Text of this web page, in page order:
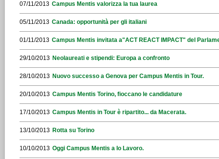
07/11/2013 Campus Mentis valorizza la tua laurea
05/11/2013 Canada: opportunità per gli italiani
01/11/2013 Campus Mentis invitata a"ACT REACT IMPACT" del
29/10/2013 Neolaureati e stipendi: Europa a confronto
28/10/2013 Nuovo successo a Genova per Campus Mentis in Tour.
20/10/2013 Campus Mentis Torino, fioccano le candidature
17/10/2013 Campus Mentis in Tour è ripartito... da Macerata.
13/10/2013 Rotta su Torino
10/10/2013 Oggi Campus Mentis a Io Lavoro.